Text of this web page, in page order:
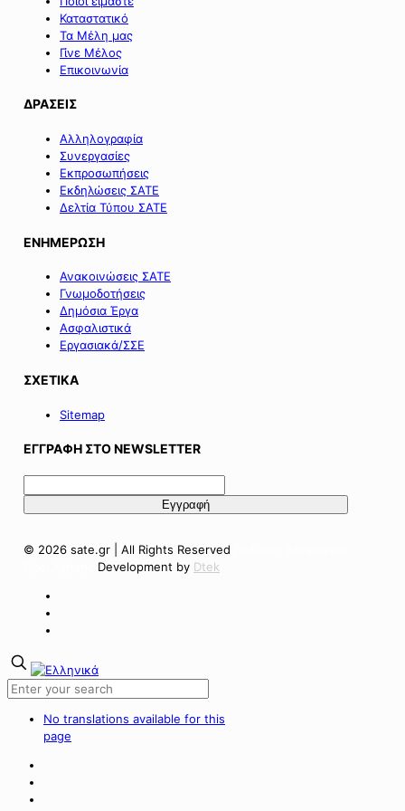
Καταστατικό
Τα Μέλη μας
Γίνε Μέλος
Επικοινωνία
ΔΡΑΣΕΙΣ
Αλληλογραφία
Συνεργασίες
Εκπροσωπήσεις
Εκδηλώσεις ΣΑΤΕ
Δελτία Τύπου ΣΑΤΕ
ΕΝΗΜΕΡΩΣΗ
Ανακοινώσεις ΣΑΤΕ
Γνωμοδοτήσεις
Δημόσια Έργα
Ασφαλιστικά
Εργασιακά/ΣΣΕ
ΣΧΕΤΙΚΑ
Sitemap
ΕΓΓΡΑΦΗ ΣΤΟ NEWSLETTER
© 2026 sate.gr | All Rights Reserved
Development by Dtek
No translations available for this
page